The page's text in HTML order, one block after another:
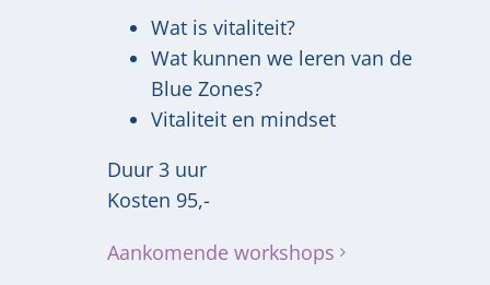
Wat is vitaliteit?
Wat kunnen we leren van de
Blue Zones?
Vitaliteit en mindset
Duur 3 uur
Kosten 95,-
Aankomende workshops